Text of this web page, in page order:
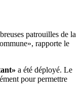
patrouilles de la
rapporte le
a été déployé. Le
pour permettre